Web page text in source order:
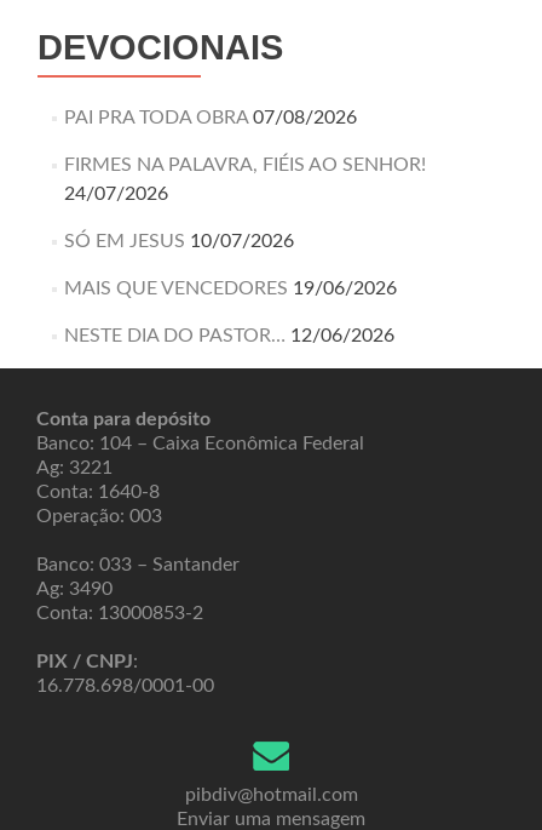
DEVOCIONAIS
PAI PRA TODA OBRA 07/08/2026
FIRMES NA PALAVRA, FIÉIS AO SENHOR!
24/07/2026
SÓ EM JESUS 10/07/2026
MAIS QUE VENCEDORES 19/06/2026
NESTE DIA DO PASTOR… 12/06/2026
Conta para depósito
Banco: 104 – Caixa Econômica Federal
Ag: 3221
Conta: 1640-8
Operação: 003
Banco: 033 – Santander
Ag: 3490
Conta: 13000853-2
PIX / CNPJ:
16.778.698/0001-00
pibdiv@hotmail.com
Enviar uma mensagem